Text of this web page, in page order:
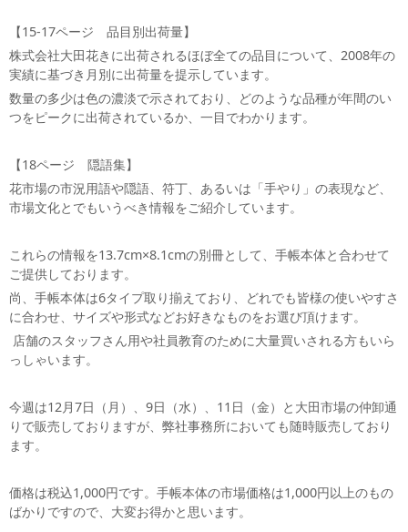
【15-17ページ 品目別出荷量】
株式会社大田花きに出荷されるほぼ全ての品目について、2008年の
実績に基づき月別に出荷量を提示しています。
数量の多少は色の濃淡で示されており、どのような品種が年間のい
つをピークに出荷されているか、一目でわかります。
【18ページ 隠語集】
花市場の市況用語や隠語、符丁、あるいは「手やり」の表現など、
市場文化とでもいうべき情報をご紹介しています。
これらの情報を13.7cm×8.1cmの別冊として、手帳本体と合わせて
ご提供しております。
尚、手帳本体は6タイプ取り揃えており、どれでも皆様の使いやすさ
に合わせ、サイズや形式などお好きなものをお選び頂けます。
店舗のスタッフさん用や社員教育のために大量買いされる方もいら
っしゃいます。
今週は12月7日（月）、9日（水）、11日（金）と大田市場の仲卸通
りで販売しておりますが、弊社事務所においても随時販売しており
ます。
価格は税込1,000円です。手帳本体の市場価格は1,000円以上のもの
ばかりですので、大変お得かと思います。